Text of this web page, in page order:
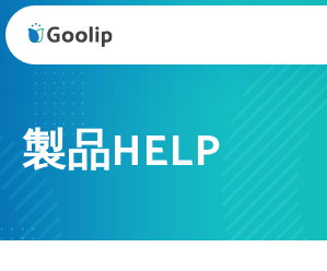
製品HELP